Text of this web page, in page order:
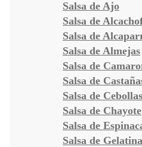
Salsa de Ajo
Salsa de
Salsa de
Salsa de Almejas
Salsa de
Salsa de
Salsa de Cebollas
Salsa de Chayote
Salsa de
Salsa de Gelatina